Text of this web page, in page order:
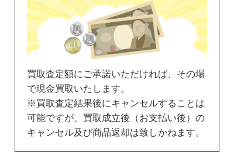
買取査定額にご承諾いただければ、その場
で現金買取いたします。
※買取査定結果後にキャンセルすることは
可能ですが、買取成立後（お支払い後）の
キャンセル及び商品返却は致しかねます。